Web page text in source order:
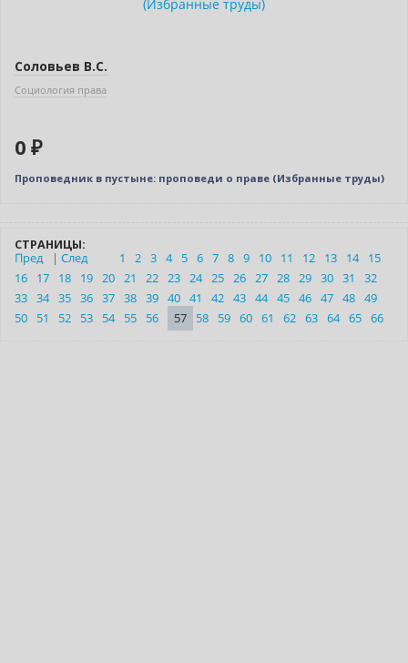
Соловьев В.С.
Социология права
0 ₽
Проповедник в пустыне: проповеди о праве (Избранные труды)
СТРАНИЦЫ:
Пред
| След 1 2 3 4 5 6 7 8 9 10 11 12 13 14
15
16
17 18 19 20 21 22 23 24 25 26 27 28 29 30 31
32
33 34 35 36 37 38 39 40 41 42 43 44 45 46 47 48 49
50
51 52 53 54 55 56 57 58 59 60 61 62 63 64 65 66